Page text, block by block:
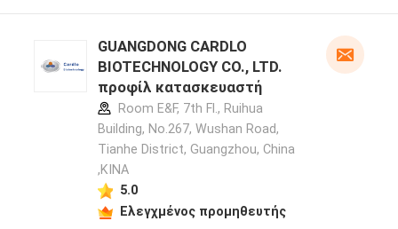
GUANGDONG CARDLO
BIOTECHNOLOGY CO., LTD.
προφίλ κατασκευαστή
Room E&F, 7th Fl., Ruihua
Building, No.267, Wushan Road,
Tianhe District, Guangzhou, China
,ΚΙΝΑ
5.0
Ελεγχμένος προμηθευτής